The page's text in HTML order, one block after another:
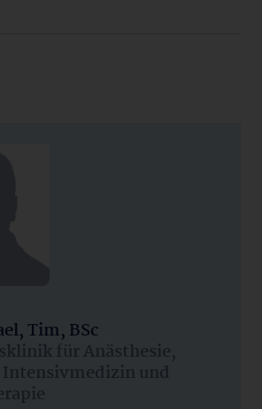
Tim, BSc
für Anästhesie,
und